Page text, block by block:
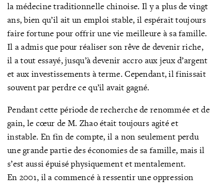
la médecine traditionnelle chinoise. Il y a plus de vingt
ans, bien qu’il ait un emploi stable, il espérait toujours
faire fortune pour offrir une vie meilleure à sa famille.
Il a admis que pour réaliser son rêve de devenir riche,
il a tout essayé, jusqu’à devenir accro aux jeux d’argent
et aux investissements à terme. Cependant, il finissait
souvent par perdre ce qu’il avait gagné.
Pendant cette période de recherche de renommée et de
gain, le cœur de M. Zhao était toujours agité et
instable. En fin de compte, il a non seulement perdu
une grande partie des économies de sa famille, mais il
s’est aussi épuisé physiquement et mentalement.
En 2001, il a commencé à ressentir une oppression